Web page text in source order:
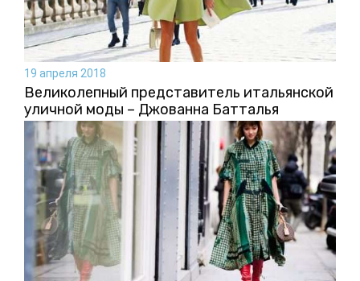
19 апреля 2018
Великолепный представитель итальянской
уличной моды – Джованна Батталья